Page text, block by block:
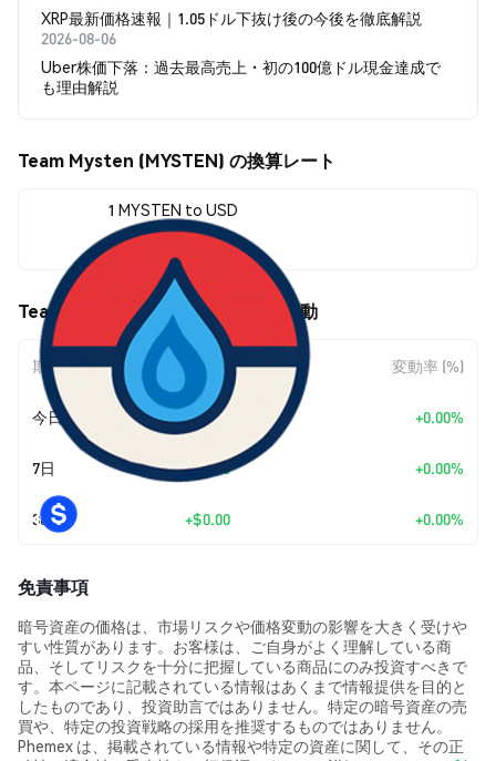
XRP最新価格速報｜1.05ドル下抜け後の今後を徹底解説
2026-08-06
Uber株価下落：過去最高売上・初の100億ドル現金達成で
も理由解説
Team Mysten (MYSTEN) の換算レート
1 MYSTEN to USD
$0.00000014
Team Mysten (MYSTEN) の価格変動
期間 金額変動 変動率 (%)
今日 +$0.00 +0.00%
7日 +$0.00 +0.00%
30日 +$0.00 +0.00%
免責事項
暗号資産の価格は、市場リスクや価格変動の影響を大きく受けや
すい性質があります。お客様は、ご自身がよく理解している商
品、そしてリスクを十分に把握している商品にのみ投資すべきで
す。本ページに記載されている情報はあくまで情報提供を目的と
したものであり、投資助言ではありません。特定の暗号資産の売
買や、特定の投資戦略の採用を推奨するものではありません。
Phemex は、掲載されている情報や特定の資産に関して、その正